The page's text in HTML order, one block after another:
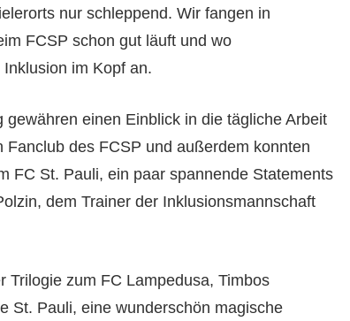
nur schleppend. Wir fangen in
FCSP schon gut läuft und wo
im Kopf an.
einen Einblick in die tägliche Arbeit
des FCSP und außerdem konnten
FC St. Pauli, ein paar spannende Statements
dem Trainer der Inklusionsmannschaft
Trilogie zum FC Lampedusa, Timbos
St. Pauli, eine wunderschön magische